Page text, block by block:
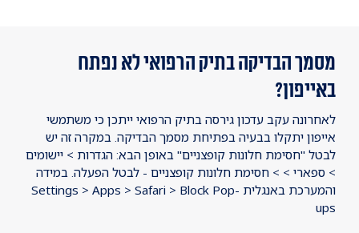
מסמך הבדיקה בתיק הרפואי לא נפתח
באייפון?
לאחרונה עקב עדכון גירסה בתיק הרפואי ייתכן כי משתמשי
אייפון יתקלו בבעיה בפתיחת מסמך הבדיקה. במקרה זה יש
לבטל "חסימת חלונות קופצניים" באופן הבא: הגדרות > יישומים
> ספארי > > חסימת חלונות קופצניים - לבטל הפעלה. במידה
והמערכת באנגלית Settings > Apps > Safari > Block Pop-
ups